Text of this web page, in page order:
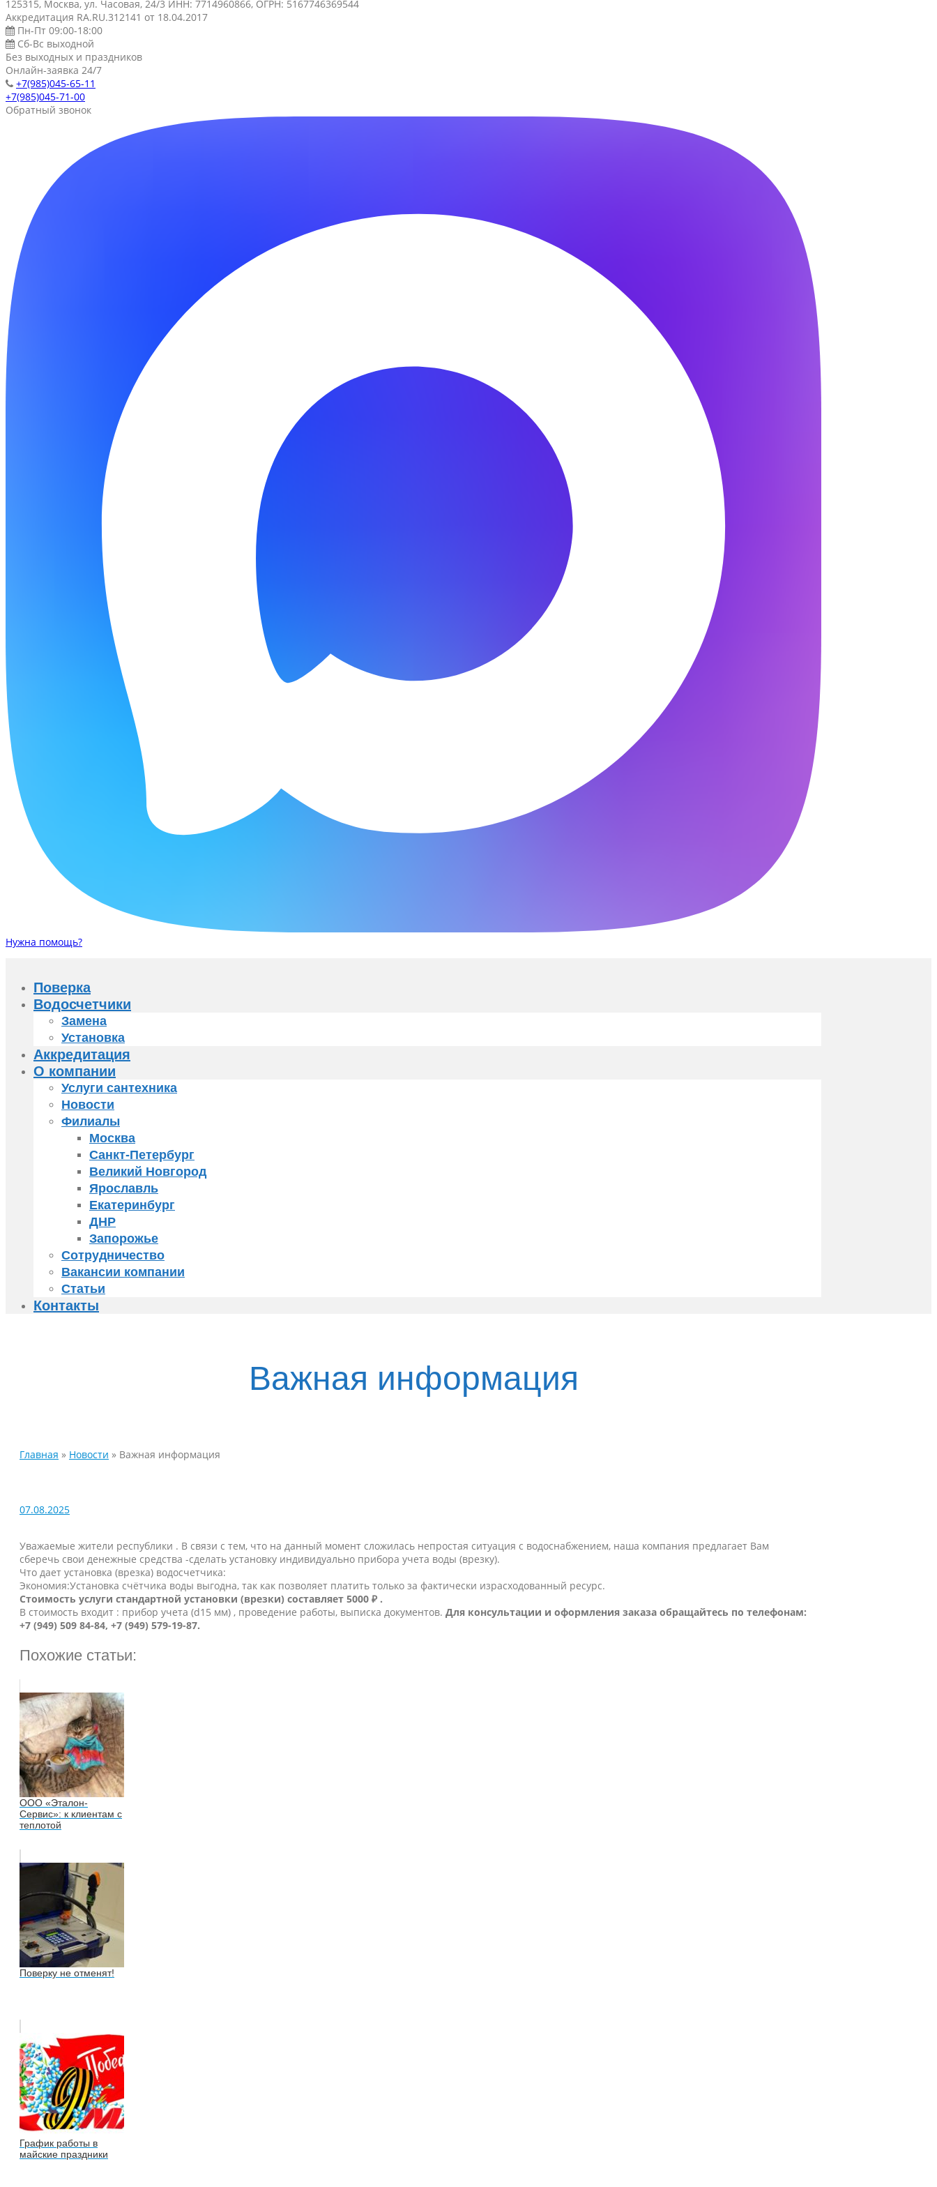
125315, Москва, ул. Часовая, 24/3 ИНН: 7714960866, ОГРН: 5167746369544
Аккредитация RA.RU.312141 от 18.04.2017
Пн-Пт 09:00-18:00
Сб-Вс выходной
Без выходных и праздников
Онлайн-заявка 24/7
+7(985)045-65-11
+7(985)045-71-00
Обратный звонок
Нужна помощь?
Поверка
Водосчетчики
Замена
Установка
Аккредитация
О компании
Услуги сантехника
Новости
Филиалы
Москва
Санкт-Петербург
Великий Новгород
Ярославль
Екатеринбург
ДНР
Запорожье
Сотрудничество
Вакансии компании
Статьи
Контакты
Важная информация
Главная » Новости » Важная информация
07.08.2025
Уважаемые жители республики . В связи с тем, что на данный момент сложилась непростая ситуация с водоснабжением, наша компания предлагает Вам
сберечь свои денежные средства -сделать установку индивидуально прибора учета воды (врезку).
Что дает установка (врезка) водосчетчика:
Экономия:Установка счётчика воды выгодна, так как позволяет платить только за фактически израсходованный ресурс.
Стоимость услуги стандартной установки (врезки) составляет 5000 ₽ .
В стоимость входит : прибор учета (d15 мм) , проведение работы, выписка документов. Для консультации и оформления заказа обращайтесь по телефонам:
+7 (949) 509 84-84, +7 (949) 579-19-87.
Похожие статьи:
ООО «Эталон-
Сервис»: к клиентам с
теплотой
Поверку не отменят!
График работы в
майские праздники